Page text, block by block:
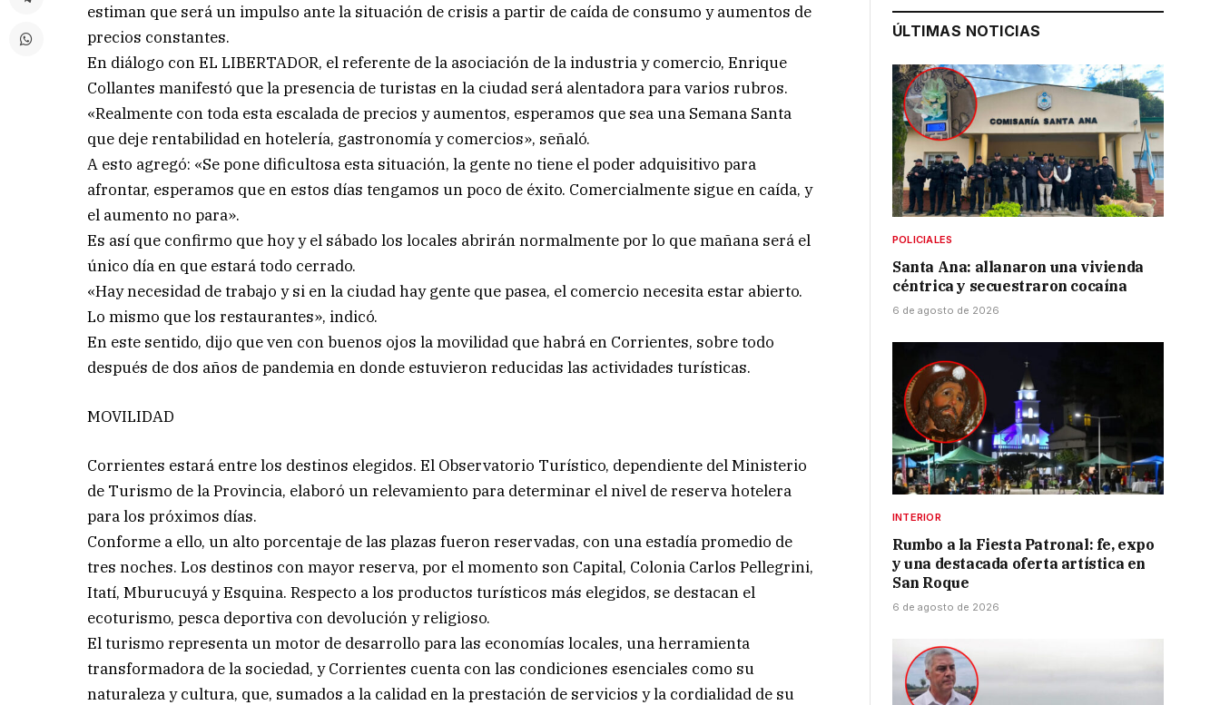
estiman que será un impulso ante la situación de crisis a partir de caída de consumo y aumentos de
precios constantes.
En diálogo con EL LIBERTADOR, el referente de la asociación de la industria y comercio, Enrique
Collantes manifestó que la presencia de turistas en la ciudad será alentadora para varios rubros.
«Realmente con toda esta escalada de precios y aumentos, esperamos que sea una Semana Santa
que deje rentabilidad en hotelería, gastronomía y comercios», señaló.
A esto agregó: «Se pone dificultosa esta situación, la gente no tiene el poder adquisitivo para
afrontar, esperamos que en estos días tengamos un poco de éxito. Comercialmente sigue en caída, y
el aumento no para».
Es así que confirmo que hoy y el sábado los locales abrirán normalmente por lo que mañana será el
único día en que estará todo cerrado.
«Hay necesidad de trabajo y si en la ciudad hay gente que pasea, el comercio necesita estar abierto.
Lo mismo que los restaurantes», indicó.
En este sentido, dijo que ven con buenos ojos la movilidad que habrá en Corrientes, sobre todo
después de dos años de pandemia en donde estuvieron reducidas las actividades turísticas.
MOVILIDAD
Corrientes estará entre los destinos elegidos. El Observatorio Turístico, dependiente del Ministerio
de Turismo de la Provincia, elaboró un relevamiento para determinar el nivel de reserva hotelera
para los próximos días.
Conforme a ello, un alto porcentaje de las plazas fueron reservadas, con una estadía promedio de
tres noches. Los destinos con mayor reserva, por el momento son Capital, Colonia Carlos Pellegrini,
Itatí, Mburucuyá y Esquina. Respecto a los productos turísticos más elegidos, se destacan el
ecoturismo, pesca deportiva con devolución y religioso.
El turismo representa un motor de desarrollo para las economías locales, una herramienta
transformadora de la sociedad, y Corrientes cuenta con las condiciones esenciales como su
naturaleza y cultura, que, sumados a la calidad en la prestación de servicios y la cordialidad de su
ÚLTIMAS NOTICIAS
POLICIALES
Santa Ana: allanaron una vivienda
céntrica y secuestraron cocaína
6 de agosto de 2026
INTERIOR
Rumbo a la Fiesta Patronal: fe, expo
y una destacada oferta artística en
San Roque
6 de agosto de 2026